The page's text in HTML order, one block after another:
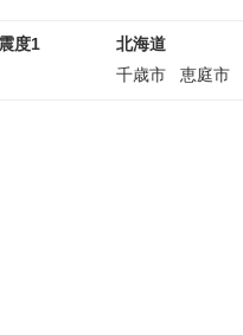
震度1
北海道
千歳市
恵庭市